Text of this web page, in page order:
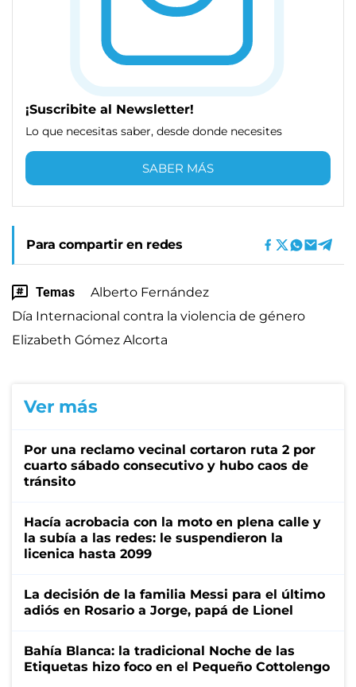
¡Suscribite al Newsletter!
Lo que necesitas saber, desde donde necesites
SABER MÁS
Para compartir en redes
Temas
Alberto Fernández
Día Internacional contra la violencia de género
Elizabeth Gómez Alcorta
Ver más
Por una reclamo vecinal cortaron ruta 2 por
cuarto sábado consecutivo y hubo caos de
tránsito
Hacía acrobacia con la moto en plena calle y
la subía a las redes: le suspendieron la
licenica hasta 2099
La decisión de la familia Messi para el último
adiós en Rosario a Jorge, papá de Lionel
Bahía Blanca: la tradicional Noche de las
Etiquetas hizo foco en el Pequeño Cottolengo